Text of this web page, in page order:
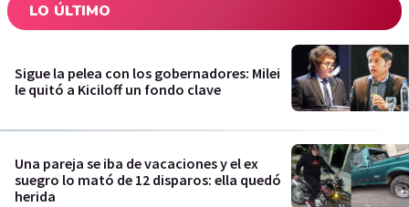
LO ÚLTIMO
Sigue la pelea con los gobernadores: Milei
le quitó a Kiciloff un fondo clave
Una pareja se iba de vacaciones y el ex
suegro lo mató de 12 disparos: ella quedó
herida